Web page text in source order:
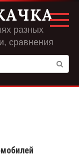
разных
сравнения